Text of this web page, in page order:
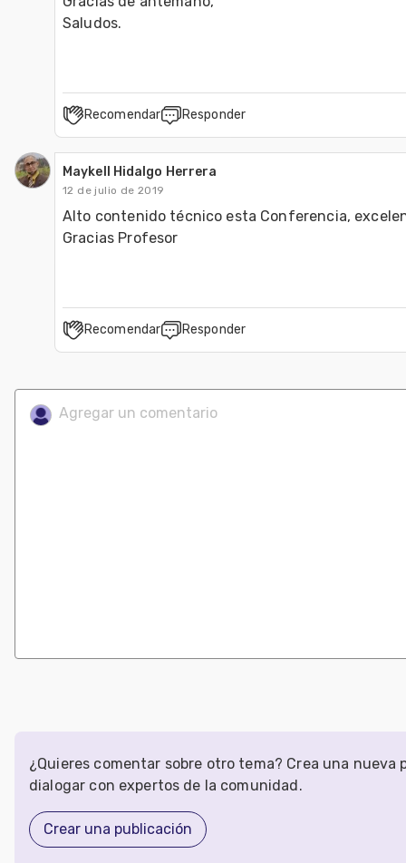
Saludos.
Recomendar Responder
Maykell Hidalgo Herrera
12 de julio de 2019
Alto contenido técnico esta Conferencia,
Gracias Profesor
Recomendar Responder
¿Quieres comentar sobre otro tema? Crea una nueva
dialogar con expertos de la comunidad.
Crear una publicación